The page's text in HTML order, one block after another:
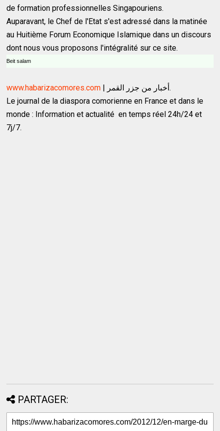
de formation professionnelles Singapouriens.
Auparavant, le Chef de l'Etat s'est adressé dans la matinée
au Huitième Forum Economique Islamique dans un discours
dont nous vous proposons l'intégralité sur ce site.
Beit salam
www.habarizacomores.com
| أخبار من جزر القمر.
Le journal de la diaspora comorienne en France et dans le
monde : Information et actualité en temps réel 24h/24 et
7j/7.
PARTAGER: